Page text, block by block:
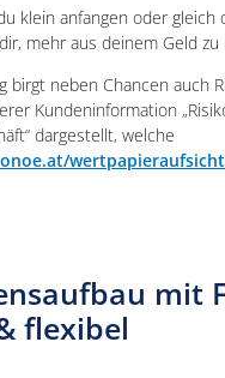
klein anfangen oder
mehr aus deinem Geld zu
birgt neben Chancen auch
Kundeninformation
dargestellt, welche
mit
flexibel